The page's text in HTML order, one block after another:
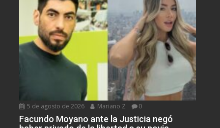
5 de agosto de 2026 Mariano Z 0
Facundo Moyano ante la Justicia negó